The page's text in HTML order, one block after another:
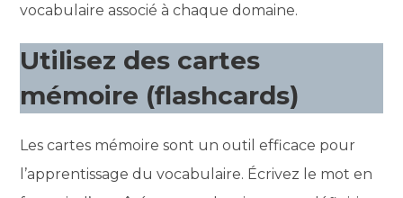
vocabulaire associé à chaque domaine.
Utilisez des cartes
mémoire (flashcards)
Les cartes mémoire sont un outil efficace pour
l’apprentissage du vocabulaire. Écrivez le mot en